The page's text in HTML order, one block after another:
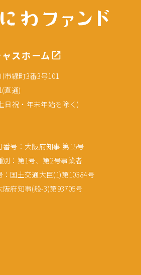
スホーム
市緑町3番3号101
直通)
日祝・年末年始を除く)
号：大阪府知事 第15号
：第1号、第2号事業者
国土交通大臣(1)第10384号
府知事(般-3)第93705号